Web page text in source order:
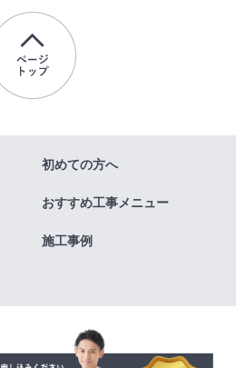
初めての方へ
おすすめ工事メニュー
施工事例